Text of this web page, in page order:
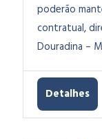
poderão
contratual,
Douradina –
Detalhes